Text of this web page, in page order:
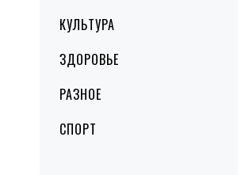
КУЛЬТУРА
ЗДОРОВЬЕ
РАЗНОЕ
СПОРТ